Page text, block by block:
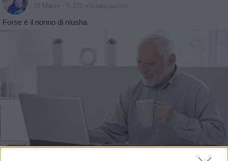
26 Marzo - 5.378 visualizzazioni
Forse è il nonno di niusha